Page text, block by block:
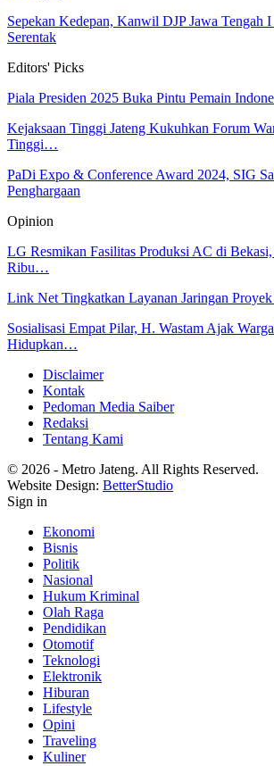
Sepekan Kedepan, Kanwil DJP Jawa Tengah
Serentak
Editors' Picks
Piala Presiden 2025 Buka Pintu Pemain
Kejaksaan Tinggi Jateng Kukuhkan Forum
Tinggi…
PaDi Expo & Conference Award 2024, SIG
Penghargaan
Opinion
LG Resmikan Fasilitas Produksi AC di
Ribu…
Link Net Tingkatkan Layanan Jaringan
Sosialisasi Empat Pilar, H. Wastam Ajak
Hidupkan…
Disclaimer
Kontak
Pedoman Media Saiber
Redaksi
Tentang Kami
© 2026 - Metro Jateng. All Rights Reserved.
Website Design: BetterStudio
Sign in
Ekonomi
Bisnis
Politik
Nasional
Hukum Kriminal
Olah Raga
Pendidikan
Otomotif
Teknologi
Elektronik
Hiburan
Lifestyle
Opini
Traveling
Kuliner